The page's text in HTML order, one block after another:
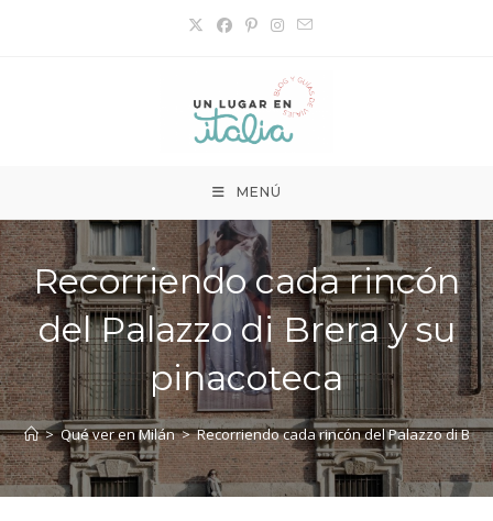
MENÚ
Recorriendo cada rincón
del Palazzo di Brera y su
pinacoteca
> Qué ver en Milán > Recorriendo cada rincón del Palazzo di